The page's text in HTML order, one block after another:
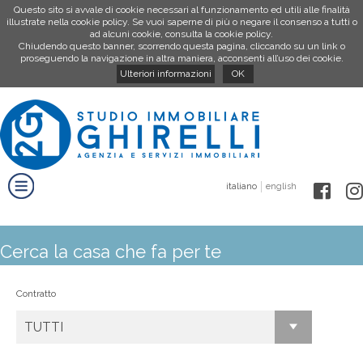
Questo sito si avvale di cookie necessari al funzionamento ed utili alle finalità
illustrate nella cookie policy. Se vuoi saperne di più o negare il consenso a tutti o
ad alcuni cookie, consulta la cookie policy.
Chiudendo questo banner, scorrendo questa pagina, cliccando su un link o
proseguendo la navigazione in altra maniera, acconsenti all’uso dei cookie.
Ulteriori informazioni
OK
italiano english
Cerca la casa che fa per te
Contratto
TUTTI